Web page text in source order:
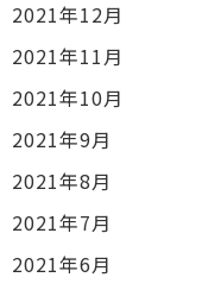
2021年12月
2021年11月
2021年10月
2021年9月
2021年8月
2021年7月
2021年6月